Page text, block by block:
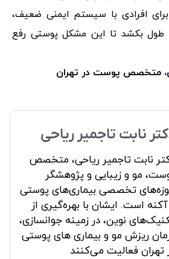
افرادی با سیستم ایمنی ضعیف،
بکشد تا این مشکل پوستی رفع
، متخصص پوست در تهران
نابت تاجمیر ریاحی
نابت تاجمیر ریاحی، متخصص
مو و زیبایی و پژوهشگر
تخصصی بیماری‌های پوستی
است. ایشان با بهره‌گیری از
نوین، در زمینه جوانسازی،
ریزش مو و بیماری های پوستی
تهران فعالیت می‌کنند